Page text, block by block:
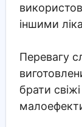
іншими
Перевагу
брати